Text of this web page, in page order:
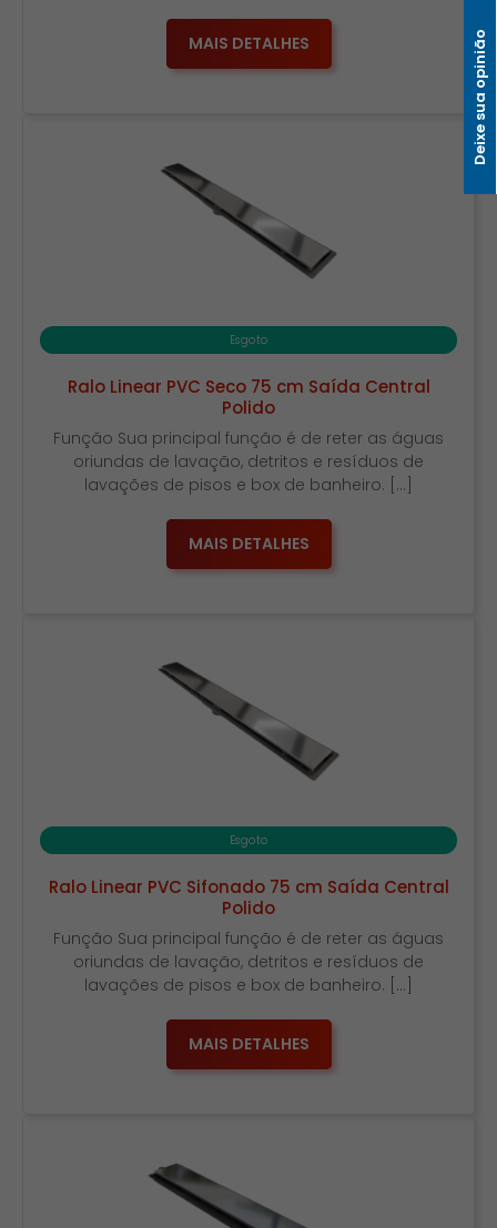
MAIS DETALHES
Esgoto
Ralo Linear PVC Seco 75 cm Saída Central
Polido
Função Sua principal função é de reter as águas
oriundas de lavação, detritos e resíduos de
lavações de pisos e box de banheiro. […]
MAIS DETALHES
Esgoto
Ralo Linear PVC Sifonado 75 cm Saída Central
Polido
Função Sua principal função é de reter as águas
oriundas de lavação, detritos e resíduos de
lavações de pisos e box de banheiro. […]
MAIS DETALHES
Deixe sua opinião